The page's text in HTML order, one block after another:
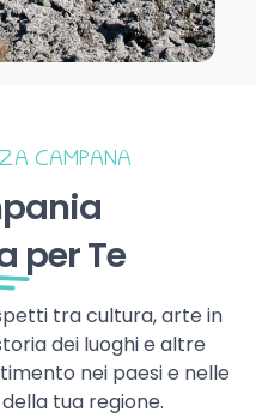
CAMPANA
per Te
tra cultura, arte in
dei luoghi e altre
nei paesi e nelle
tua regione.